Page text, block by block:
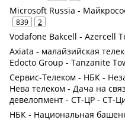
Microsoft Russia -
839 2
Vodafone Bakcell - Azercell
Axiata - малайзийская
Edocto Group - Tanzanite
Сервис-Телеком - НБК -
Нева телеком - Дача на
девелопмент - СТ-ЦР - СТ-
НБК - Национальная